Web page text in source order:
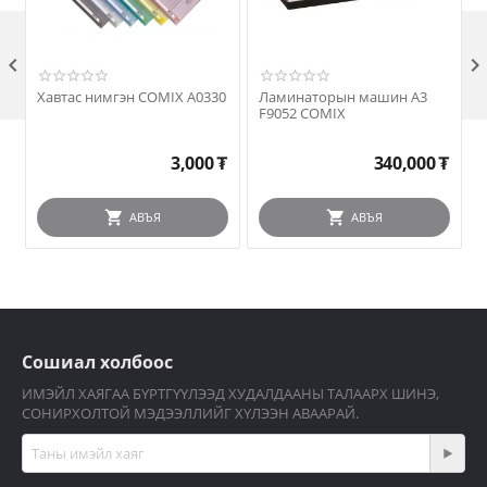
Хавтас нимгэн COMIX A0330
3,000₮
АВЪЯ
Ламинаторын машин А3
F9052 COMIX
340,000₮
АВЪЯ
 
Сошиал холбоос
ИМЭЙЛ ХАЯГАА БҮРТГҮҮЛЭЭД ХУДАЛДААНЫ ТАЛААРХ ШИНЭ,
СОНИРХОЛТОЙ МЭДЭЭЛЛИЙГ ХҮЛЭЭН АВААРАЙ.